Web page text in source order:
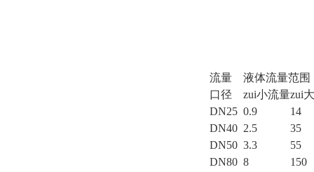
流量
液体流量范围
口径
zui小流量zui
DN25 0.9
14
DN40 2.5
35
DN50 3.3
55
DN80 8
150